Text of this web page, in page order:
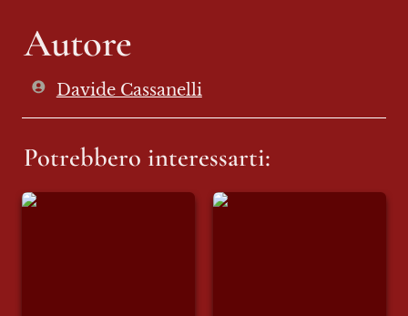
Autore
Davide Cassanelli
Potrebbero interessarti:
Il 15 del mese
L’Islam è il nemico?